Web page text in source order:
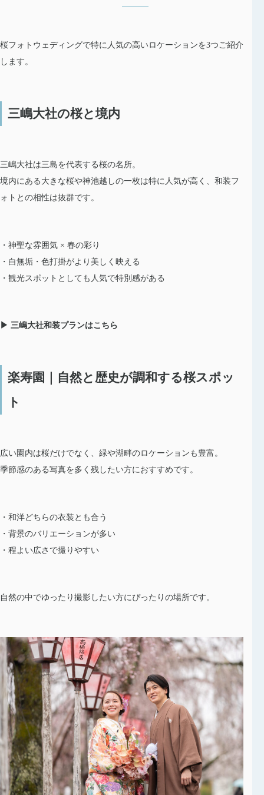
桜フォトウェディングで特に人気の高いロケーションを3つご紹介
します。
三嶋大社の桜と境内
三嶋大社は三島を代表する桜の名所。
境内にある大きな桜や神池越しの一枚は特に人気が高く、和装フ
ォトとの相性は抜群です。
・神聖な雰囲気 × 春の彩り
・白無垢・色打掛がより美しく映える
・観光スポットとしても人気で特別感がある
▶ 三嶋大社和装プランはこちら
楽寿園｜自然と歴史が調和する桜スポッ
ト
広い園内は桜だけでなく、緑や湖畔のロケーションも豊富。
季節感のある写真を多く残したい方におすすめです。
・和洋どちらの衣装とも合う
・背景のバリエーションが多い
・程よい広さで撮りやすい
自然の中でゆったり撮影したい方にぴったりの場所です。